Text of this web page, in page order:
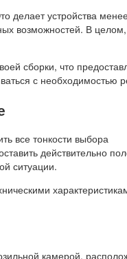
делает устройства
возможностей. В целом,
сборки, что
с необходимостью
все тонкости выбора
действительно
ситуации.
камерой,